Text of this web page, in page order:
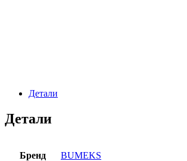
Детали
Детали
Бренд BUMEKS